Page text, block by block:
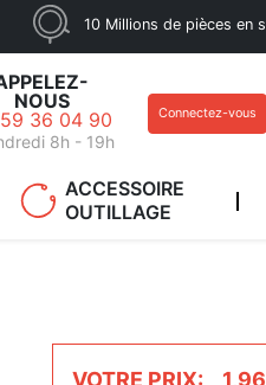
10 Millions de pièces en
NOUS
36 04 90
8h - 19h
Connectez-vous
ACCESSOIRE
OUTILLAGE
VOTRE PRIX: